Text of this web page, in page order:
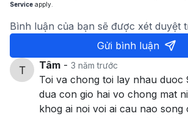
Service apply.
Bình luận của bạn sẽ được xét duyệt
Gửi bình luận
Tâm - 3 năm trước
Toi va chong toi lay nhau duoc
dua con gio hai vo chong mat
khog ai noi voi ai cau nao